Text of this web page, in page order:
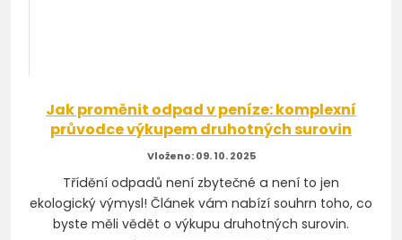
Jak proměnit odpad v peníze: komplexní
průvodce výkupem druhotných surovin
09. 10. 2025
Třídění odpadů není zbytečné a není to jen
ekologický výmysl! Článek vám nabízí souhrn toho, co
byste měli vědět o výkupu druhotných surovin.